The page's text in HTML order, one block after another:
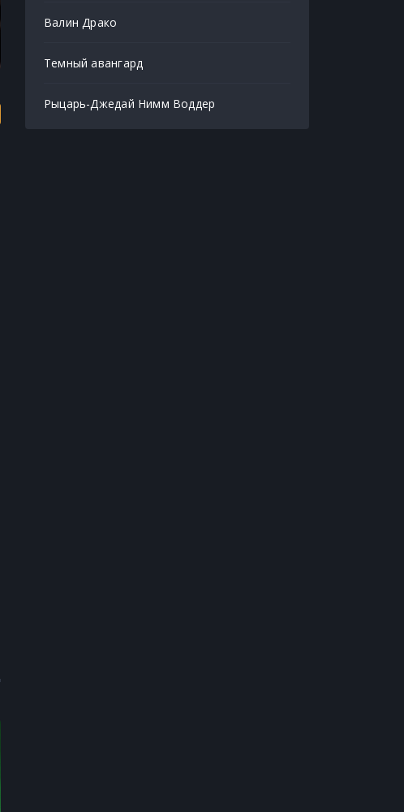
Валин Драко
Темный авангард
Рыцарь-Джедай Нимм Воддер